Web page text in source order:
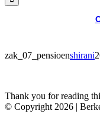
Facebook
LinkedIn
Instagram
zak_07_pensioenshirani
Thank you for reading
© Copyright 2026 |